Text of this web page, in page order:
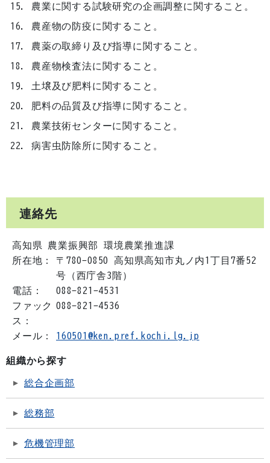
農業に関する試験研究の企画調整に関すること。
農産物の防疫に関すること。
農薬の取締り及び指導に関すること。
農産物検査法に関すること。
土壌及び肥料に関すること。
肥料の品質及び指導に関すること。
農業技術センターに関すること。
病害虫防除所に関すること。
連絡先
高知県 農業振興部 環境農業推進課
所在地：
〒780-0850 高知県高知市丸ノ内1丁目7番52
号（西庁舎3階）
電話：
088-821-4531
ファック
ス：
088-821-4536
メール： 160501@ken.pref.kochi.lg.jp
組織から探す
総合企画部
総務部
危機管理部